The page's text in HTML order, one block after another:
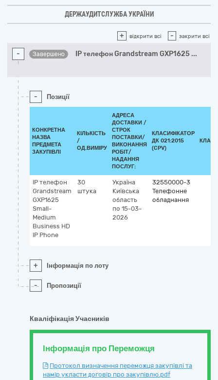
ДЕРЖАУДИТСЛУЖБА УКРАЇНИ
+ відкрити всі - закрити всі
- Завершено IP телефон Grandstream GXP1625 ...
- Позиції
КОНКРЕТНА
НАЗВА
ПРЕДМЕТА
ЗАКУПІВЛІ
КІЛЬКІСТЬ
/
ОД.ВИМІРУ
АДРЕСА
ДОСТАВКИ /
СТРОК
ПОСТАВКИ/
ВИКОНАННЯ
РОБІТ/
НАДАННЯ
ПОСЛУГ:
КЛАСИФІКАТОР
ДК 021:2015
(CPV)
IP телефон
Grandstream
GXP1625
Small-
Medium
Business HD
IP Phonе
30
штука
Україна
Київська
область
по 15-03-
2026
32550000-3
Телефонне
обладнання
+ Інформація по лоту
- Пропозиції
Кваліфікація Учасників
Інформація про Переможця
Протокол визначення переможця закупівлі та
намір укласти договір про закупівлю.pdf